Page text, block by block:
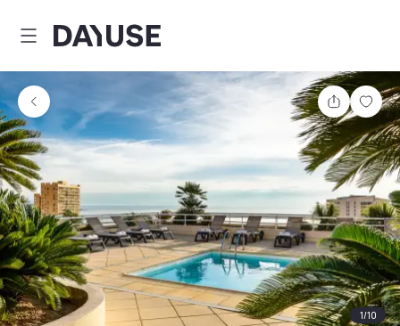
Dayuse
1/10